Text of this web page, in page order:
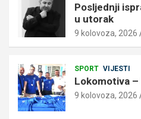
Posljednji
u utorak
9 kolovoza, 2026
SPORT VIJESTI
Lokomotiva
9 kolovoza, 2026